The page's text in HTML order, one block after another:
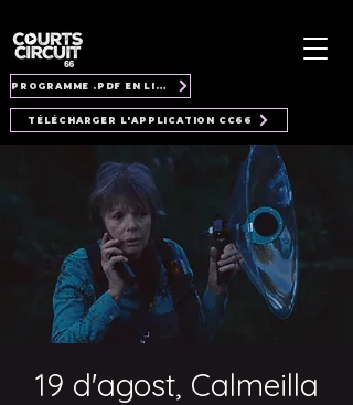
PROGRAMME .PDF EN LIGNE
TÉLÉCHARGER L'APPLICATION CC66
19 d'agost, Calmeilla